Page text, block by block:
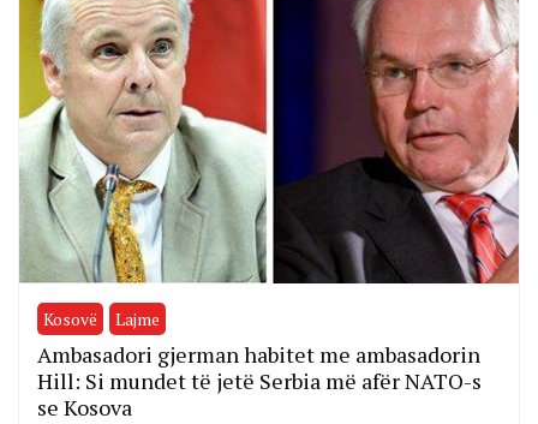
Kosovë Lajme
Ambasadori gjerman habitet me ambasadorin
Hill: Si mundet të jetë Serbia më afër NATO-s
se Kosova